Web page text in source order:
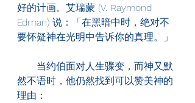
好的计画。艾瑞蒙 (V. Raymond
Edman) 说：「在黑暗中时，绝对不
要怀疑神在光明中告诉你的真理。」
当约伯面对人生骤变，而神又默
然不语时，他仍然找到可以赞美神的
理由：